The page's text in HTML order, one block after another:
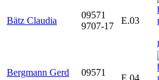
Bätz Claudia
09571
9707-17
E.03
Bergmann Gerd
09571
E.04